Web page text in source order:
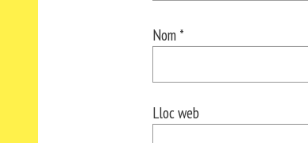
Nom *
Lloc web